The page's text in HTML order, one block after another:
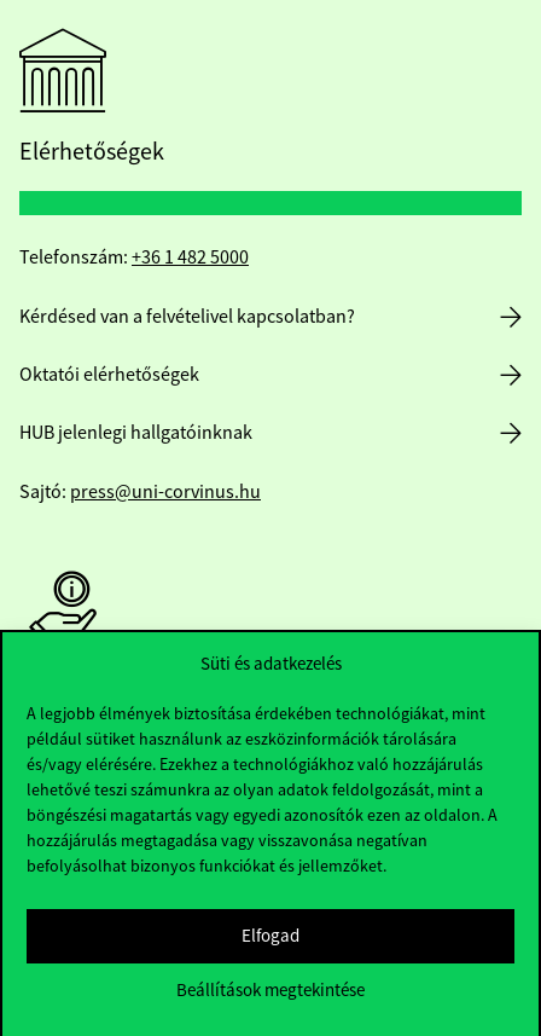
Süti és adatkezelés
A legjobb élmények biztosítása érdekében technológiákat, mint
például sütiket használunk az eszközinformációk tárolására
és/vagy elérésére. Ezekhez a technológiákhoz való hozzájárulás
lehetővé teszi számunkra az olyan adatok feldolgozását, mint a
böngészési magatartás vagy egyedi azonosítók ezen az oldalon. A
hozzájárulás megtagadása vagy visszavonása negatívan
befolyásolhat bizonyos funkciókat és jellemzőket.
Elfogad
Beállítások megtekintése
Elérhetőségek
Telefonszám: +36 1 482 5000
Kérdésed van a felvételivel kapcsolatban?
Oktatói elérhetőségek
HUB jelenlegi hallgatóinknak
Sajtó: press@uni-corvinus.hu
Nyitvatartás
Házirend
Közérdekű adatok
Karrier